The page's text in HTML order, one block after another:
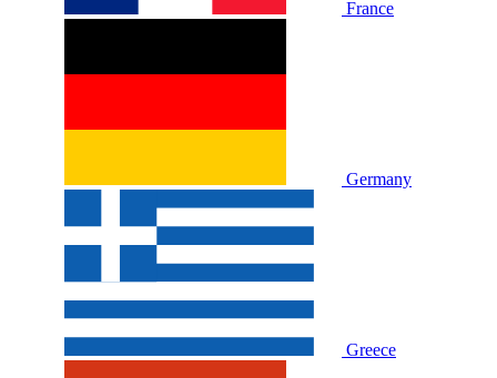
France
Germany
Greece